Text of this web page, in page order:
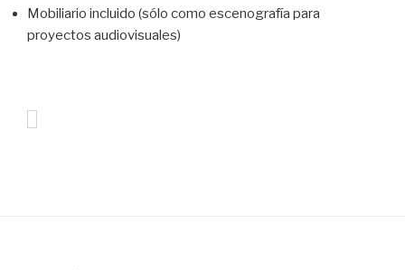
Mobiliario incluido (sólo como escenografía para
proyectos audiovisuales)